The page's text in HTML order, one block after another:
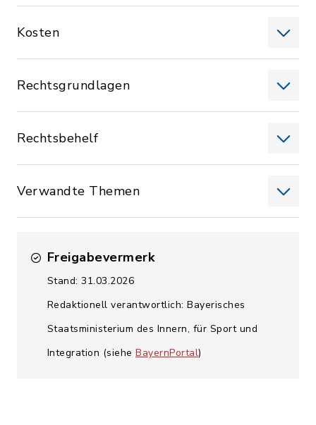
Kosten
Rechtsgrundlagen
Rechtsbehelf
Verwandte Themen
Freigabevermerk
Stand: 31.03.2026
Redaktionell verantwortlich: Bayerisches
Staatsministerium des Innern, für Sport und
Integration (siehe BayernPortal)